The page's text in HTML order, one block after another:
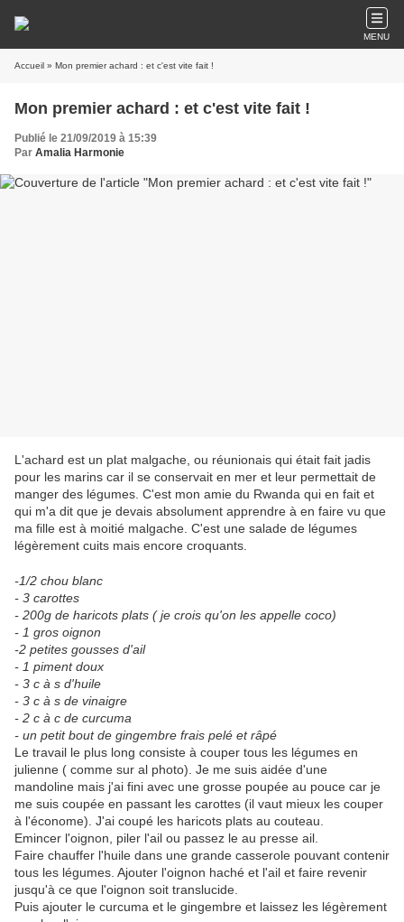
MENU
Accueil » Mon premier achard : et c'est vite fait !
Mon premier achard : et c'est vite fait !
Publié le 21/09/2019 à 15:39
Par Amalia Harmonie
L'achard est un plat malgache, ou réunionais qui était fait jadis
pour les marins car il se conservait en mer et leur permettait de
manger des légumes. C'est mon amie du Rwanda qui en fait et
qui m'a dit que je devais absolument apprendre à en faire vu que
ma fille est à moitié malgache. C'est une salade de légumes
légèrement cuits mais encore croquants.
-1/2 chou blanc
- 3 carottes
- 200g de haricots plats ( je crois qu'on les appelle coco)
- 1 gros oignon
-2 petites gousses d'ail
- 1 piment doux
- 3 c à s d'huile
- 3 c à s de vinaigre
- 2 c à c de curcuma
- un petit bout de gingembre frais pelé et râpé
Le travail le plus long consiste à couper tous les légumes en
julienne ( comme sur al photo). Je me suis aidée d'une
mandoline mais j'ai fini avec une grosse poupée au pouce car je
me suis coupée en passant les carottes (il vaut mieux les couper
à l'économe). J'ai coupé les haricots plats au couteau.
Emincer l'oignon, piler l'ail ou passez le au presse ail.
Faire chauffer l'huile dans une grande casserole pouvant contenir
tous les légumes. Ajouter l'oignon haché et l'ail et faire revenir
jusqu'à ce que l'oignon soit translucide.
Puis ajouter le curcuma et le gingembre et laissez les légèrement